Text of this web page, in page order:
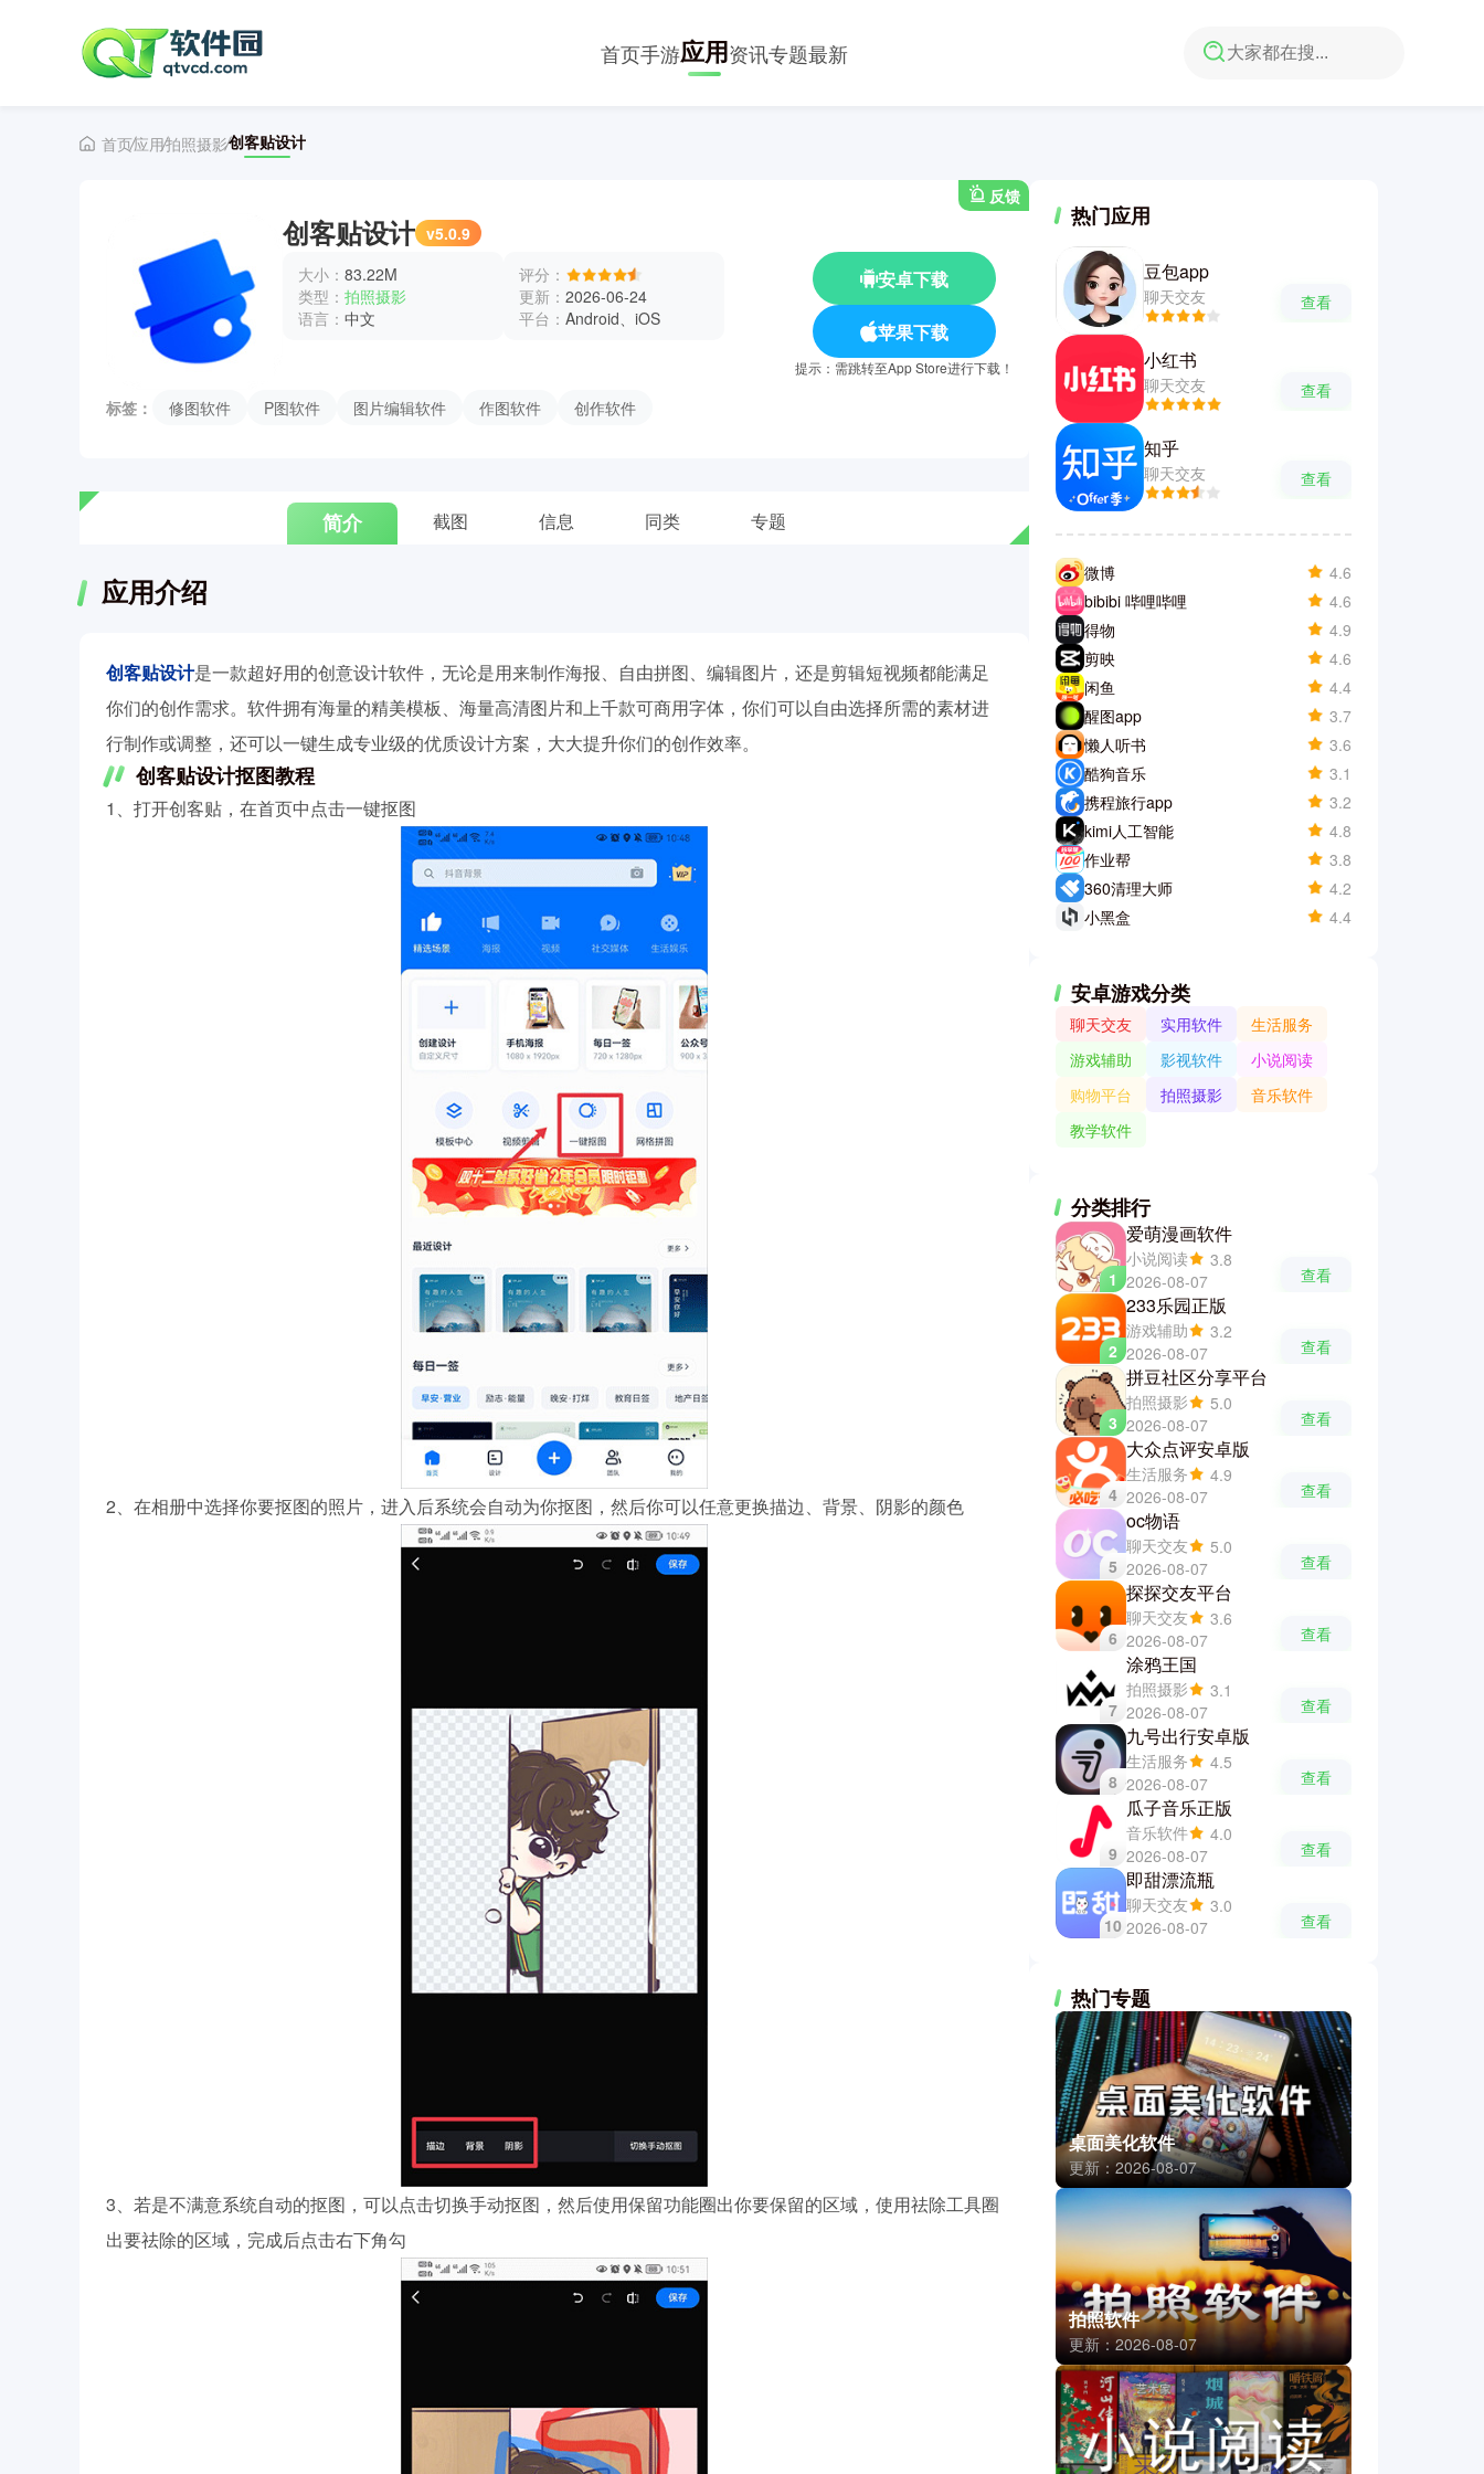
首页手游应用资讯专题最新
首页应用拍照摄影创客贴设计
反馈
创客贴设计 v5.0.9
大小： 83.22M
类型： 拍照摄影
语言： 中文
评分：
更新： 2026-06-24
平台： Android、iOS
安卓下载
苹果下载
提示：需跳转至App Store进行下载！
标签： 修图软件 P图软件 图片编辑软件 作图软件 创作软件
简介 截图 信息 同类 专题
应用介绍
创客贴设计是一款超好用的创意设计软件，无论是用来制作海报、自由拼图、编辑图片，还是剪辑短视频都能满足
你们的创作需求。软件拥有海量的精美模板、海量高清图片和上千款可商用字体，你们可以自由选择所需的素材进
行制作或调整，还可以一键生成专业级的优质设计方案，大大提升你们的创作效率。
创客贴设计抠图教程
1、打开创客贴，在首页中点击一键抠图
2、在相册中选择你要抠图的照片，进入后系统会自动为你抠图，然后你可以任意更换描边、背景、阴影的颜色
3、若是不满意系统自动的抠图，可以点击切换手动抠图，然后使用保留功能圈出你要保留的区域，使用祛除工具圈
出要祛除的区域，完成后点击右下角勾
热门应用
豆包app
聊天交友 查看
小红书
聊天交友 查看
知乎
聊天交友 查看
微博
4.6
bibibi 哔哩哔哩
4.6
得物
4.9
剪映
4.6
闲鱼
4.4
醒图app
3.7
懒人听书
3.6
酷狗音乐
3.1
携程旅行app
3.2
kimi人工智能
4.8
作业帮
3.8
360清理大师
4.2
小黑盒
4.4
安卓游戏分类
聊天交友 实用软件
生活服务
游戏辅助
影视软件
小说阅读
购物平台
拍照摄影
音乐软件
教学软件
分类排行
1
爱萌漫画软件
小说阅读
3.8
2026-08-07
查看
2
233乐园正版
游戏辅助
3.2
2026-08-07
查看
3
拼豆社区分享平台
拍照摄影
5.0
2026-08-07
查看
4
大众点评安卓版
生活服务
4.9
2026-08-07
查看
5
oc物语
聊天交友
5.0
2026-08-07
查看
6
探探交友平台
聊天交友
3.6
2026-08-07
查看
7
涂鸦王国
拍照摄影
3.1
2026-08-07
查看
8
九号出行安卓版
生活服务
4.5
2026-08-07
查看
9
瓜子音乐正版
音乐软件
4.0
2026-08-07
查看
10
即甜漂流瓶
聊天交友
3.0
2026-08-07
查看
热门专题
桌面美化软件
更新：2026-08-07
拍照软件
更新：2026-08-07